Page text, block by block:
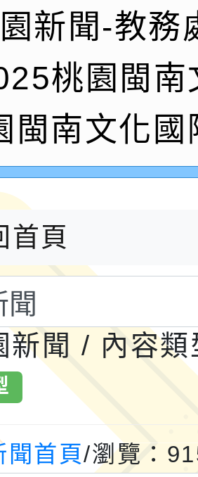
年『王牌愛／
」
鎮韌性防空演習
大溪自造教育及
份教師研習
功大學辦理「台
-教案暨教學示
度「學習扶助
計畫十一-2：國
證研習計畫」
「教育部表揚
推展貢獻獎」實
園市政府交通局
服務，鼓勵民眾
的減碳存摺2.0
如說明，請參閱
二屆全國原住
新北亞洲盃暨
錦標賽
115學年度學生
年『王牌愛／
列徵選頒獎典禮
鎮韌性防空演習
新聞-教務
桃園閩南
閩南文化
首頁
聞 / 內容類
聞首頁/瀏覽：